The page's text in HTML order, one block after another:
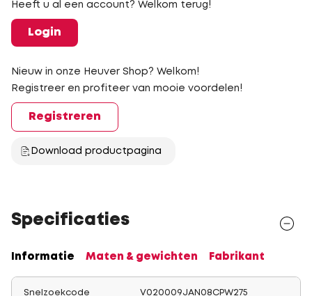
Heeft u al een account? Welkom terug!
Login
Nieuw in onze Heuver Shop? Welkom!
Registreer en profiteer van mooie voordelen!
Registreren
Download productpagina
Specificaties
Informatie Maten & gewichten Fabrikant
Snelzoekcode V020009JAN08CPW275